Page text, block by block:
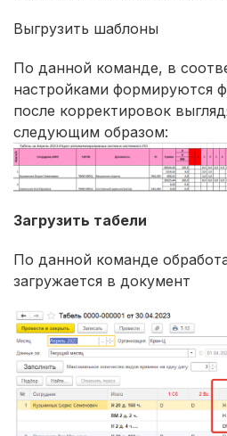
Выгрузить шаблоны
По данной команде, в
настройками формируются
после корректировок
следующим образом:
Загрузить табели
По данной команде
загружается в документ